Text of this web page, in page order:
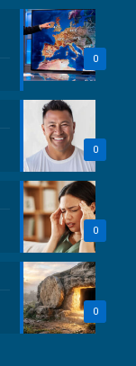
0
0
0
0